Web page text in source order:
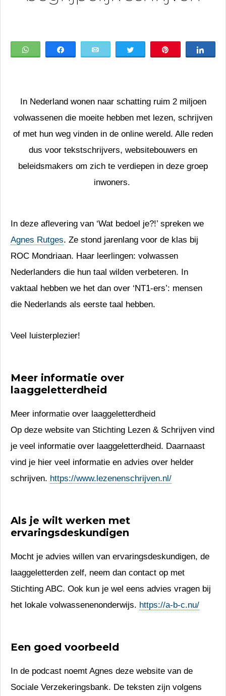
WhatsApp
In Nederland wonen naar schatting ruim 2 miljoen
volwassenen die moeite hebben met lezen, schrijven
of met hun weg vinden in de online wereld. Alle reden
dus voor tekstschrijvers, websitebouwers en
beleidsmakers om zich te verdiepen in deze groep
inwoners.
In deze aflevering van ‘Wat bedoel je?!’ spreken we
Agnes Rutges. Ze stond jarenlang voor de klas bij
ROC Mondriaan. Haar leerlingen: volwassen
Nederlanders die hun taal wilden verbeteren. In
vaktaal hebben we het dan over ‘NT1-ers’: mensen
die Nederlands als eerste taal hebben.
Veel luisterplezier!
Meer informatie over
laaggeletterdheid
Meer informatie over laaggeletterdheid
Op deze website van Stichting Lezen & Schrijven vind
je veel informatie over laaggeletterdheid. Daarnaast
vind je hier veel informatie en advies over helder
schrijven. https://www.lezenenschrijven.nl/
Als je wilt werken met
ervaringsdeskundigen
Mocht je advies willen van ervaringsdeskundigen, de
laaggeletterden zelf, neem dan contact op met
Stichting ABC. Ook kun je wel eens advies vragen bij
het lokale volwassenenonderwijs. https://a-b-c.nu/
Een goed voorbeeld
In de podcast noemt Agnes deze website van de
Sociale Verzekeringsbank. De teksten zijn volgens